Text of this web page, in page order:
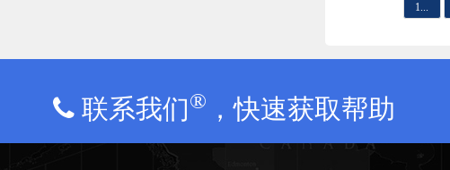
1...
联系我们® ，快速获取帮助